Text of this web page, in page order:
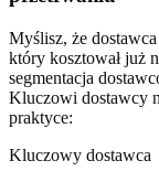
Myślisz, że
który kosztował już
segmentacja
Kluczowi dostawcy
praktyce:
Kluczowy dostawca